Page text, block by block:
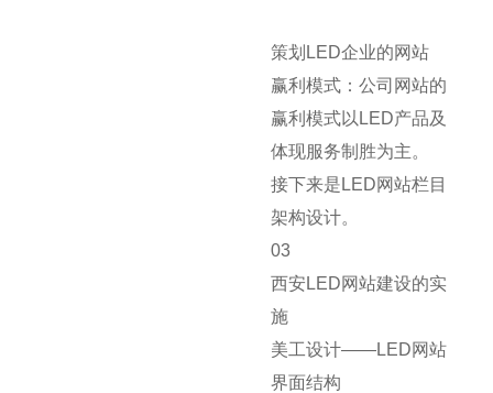
策划LED企业的网站
赢利模式：公司网站的
赢利模式以LED产品及
体现服务制胜为主。
接下来是LED网站栏目
架构设计。
03
西安LED网站建设的实
施
美工设计——LED网站
界面结构